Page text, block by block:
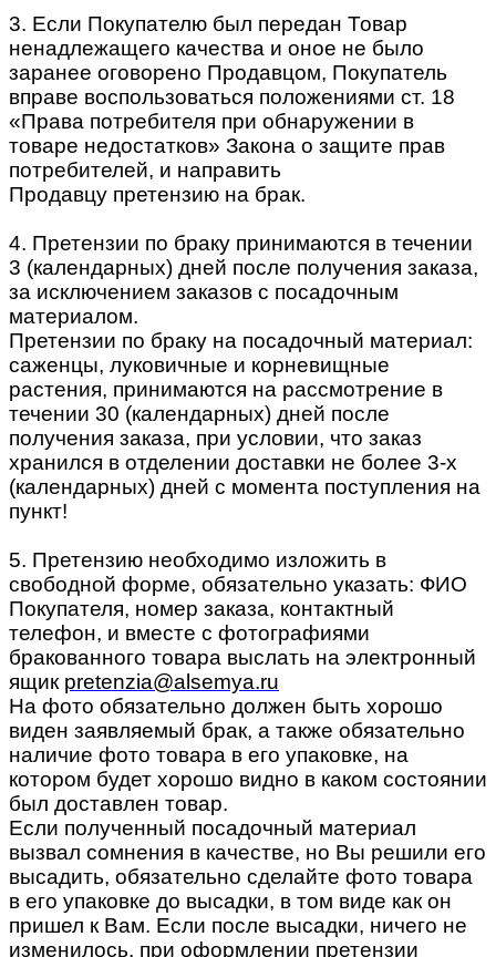
3. Если Покупателю был передан Товар
ненадлежащего качества и оное не было
заранее оговорено Продавцом, Покупатель
вправе воспользоваться положениями ст. 18
«Права потребителя при обнаружении в
товаре недостатков» Закона о защите прав
потребителей, и направить
Продавцу претензию на брак.
4. Претензии по браку принимаются в течении
3 (календарных) дней после получения заказа,
за исключением заказов с посадочным
материалом.
Претензии по браку на посадочный материал:
саженцы, луковичные и корневищные
растения, принимаются на рассмотрение в
течении 30 (календарных) дней после
получения заказа, при условии, что заказ
хранился в отделении доставки не более 3-х
(календарных) дней с момента поступления на
пункт!
5. Претензию необходимо изложить в
свободной форме, обязательно указать: ФИО
Покупателя, номер заказа, контактный
телефон, и вместе с фотографиями
бракованного товара выслать на электронный
ящик pretenzia@alsemya.ru
На фото обязательно должен быть хорошо
виден заявляемый брак, а также обязательно
наличие фото товара в его упаковке, на
котором будет хорошо видно в каком состоянии
был доставлен товар.
Если полученный посадочный материал
вызвал сомнения в качестве, но Вы решили его
высадить, обязательно сделайте фото товара
в его упаковке до высадки, в том виде как он
пришел к Вам. Если после высадки, ничего не
изменилось, при оформлении претензии